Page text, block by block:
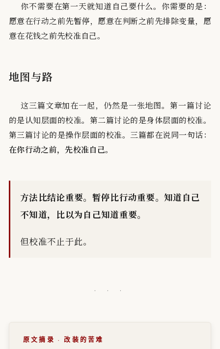
你不需要在第一天就知道自己要什么。你需要的是：
愿意在行动之前先暂停，愿意在判断之前先排除变量，愿
意在花钱之前先校准自己。
地图与路
这三篇文章加在一起，仍然是一张地图。第一篇讨论
的是认知层面的校准。第二篇讨论的是身体层面的校准。
第三篇讨论的是操作层面的校准。三篇都在说同一句话：
在你行动之前，先校准自己。
方法比结论重要。暂停比行动重要。知道自己
不知道，比以为自己知道重要。
但校准不止于此。
· · ·
原文摘录 · 改装的苦难